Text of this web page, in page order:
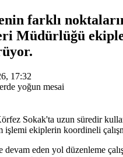
farklı
Müdürlüğü
17:32
Sokak'ta uzun süredir
işlemi ekiplerin koordineli
eden yol düzenleme